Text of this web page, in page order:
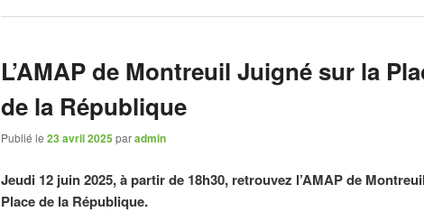
L’AMAP de Montreuil Juigné sur la
de la République
Publié le 23 avril 2025 paradmin
Jeudi 12 juin 2025, à partir de 18h30, retrouvez l’AMAP de
Place de la République.